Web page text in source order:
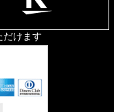
だけます